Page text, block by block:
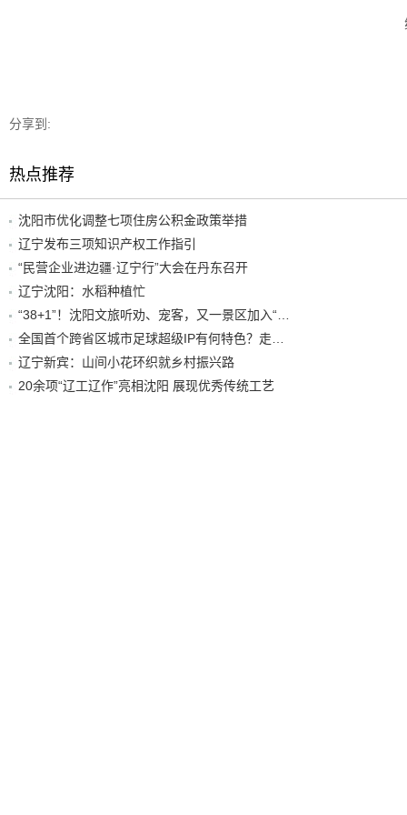
分享到:
热点推荐
沈阳市优化调整七项住房公积金政策举措
辽宁发布三项知识产权工作指引
“民营企业进边疆·辽宁行”大会在丹东召开
辽宁沈阳：水稻种植忙
“38+1”！沈阳文旅听劝、宠客，又一景区加入“东北超”优惠名单！
全国首个跨省区城市足球超级IP有何特色？走进沈阳现场去看看
辽宁新宾：山间小花环织就乡村振兴路
20余项“辽工辽作”亮相沈阳 展现优秀传统工艺